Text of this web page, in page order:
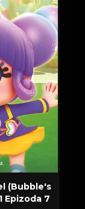
(Bubble's
Epizoda 7